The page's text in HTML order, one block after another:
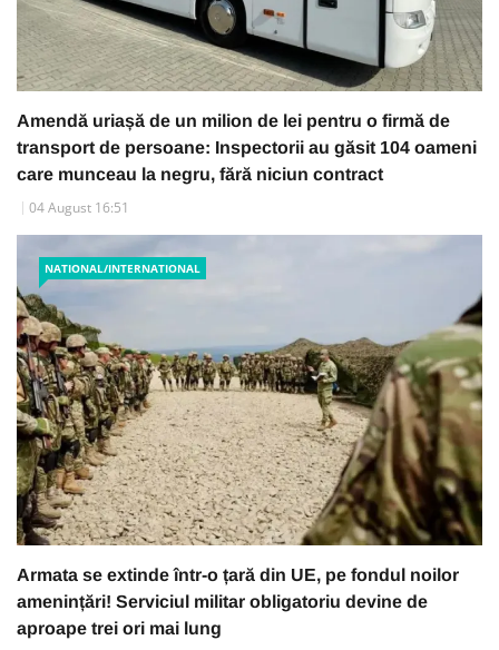
Amendă uriașă de un milion de lei pentru o firmă de
transport de persoane: Inspectorii au găsit 104 oameni
care munceau la negru, fără niciun contract
04 August 16:51
NATIONAL/INTERNATIONAL
Armata se extinde într-o țară din UE, pe fondul noilor
amenințări! Serviciul militar obligatoriu devine de
aproape trei ori mai lung